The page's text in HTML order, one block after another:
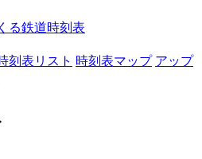
る鉄道時刻表
刻表リスト 時刻表マップ アップ